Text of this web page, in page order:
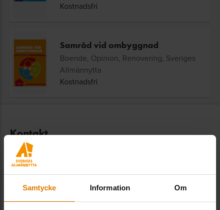
Samtycke Information Om
Kostnadsfri
Samråd vid ombyggnad
Boende, Opinion, Renovering, Sveriges
Allmännytta
Kostnadsfri
Kontakt
Sveriges Allmännytta
Besöksadress: Hornsgatan 15,